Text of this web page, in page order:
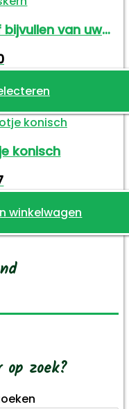
Presskern voor het zelf bijvullen van uw bank
konisch
winkelwagen
op zoek?